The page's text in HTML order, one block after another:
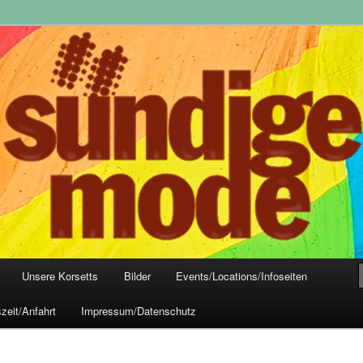
Frankfurt
Mode, Club- und Dark-Wear seit 2004
Unsere Korsetts Bilder Events/Locations/Infoseiten
Anfahrt Impressum/Datenschutz